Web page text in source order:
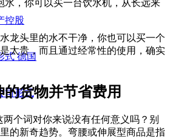
控股
式 德国
司形式
水，你可以买一台饮水机，从长远来
龙头里的水不干净，你也可以买一个
太贵，而且通过经常性的使用，确实
货物并节省费用
两个词对你来说没有任何意义吗？别
的新奇趋势。弯腰或伸展型商品是指